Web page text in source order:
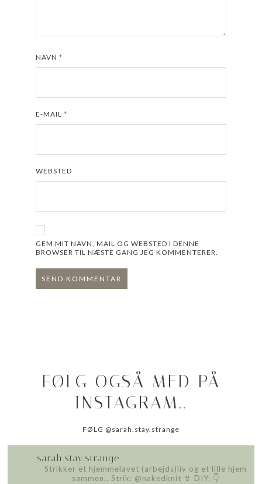
NAVN *
E-MAIL *
WEBSTED
GEM MIT NAVN, MAIL OG WEBSTED I DENNE
BROWSER TIL NÆSTE GANG JEG KOMMENTERER.
FØLG OGSÅ MED PÅ
INSTAGRAM..
FØLG @sarah.stay.strange
sarah.stay.strange
Strikker et hjemmelavet (arbejds)liv og et lille hjem
sammen.. Strik: @nakedknit 👙 DIY: 👇